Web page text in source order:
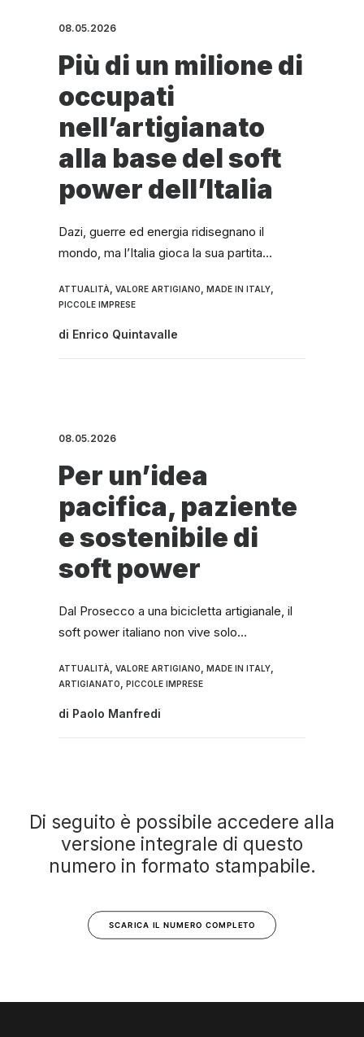
08.05.2026
Più di un milione di
occupati
nell’artigianato
alla base del soft
power dell’Italia
Dazi, guerre ed energia ridisegnano il
mondo, ma l’Italia gioca la sua partita…
ATTUALITÀ, VALORE ARTIGIANO, MADE IN ITALY,
PICCOLE IMPRESE
di Enrico Quintavalle
08.05.2026
Per un’idea
pacifica, paziente
e sostenibile di
soft power
Dal Prosecco a una bicicletta artigianale, il
soft power italiano non vive solo…
ATTUALITÀ, VALORE ARTIGIANO, MADE IN ITALY,
ARTIGIANATO, PICCOLE IMPRESE
di Paolo Manfredi
Di seguito è possibile accedere alla
versione integrale di questo
numero in formato stampabile.
SCARICA IL NUMERO COMPLETO